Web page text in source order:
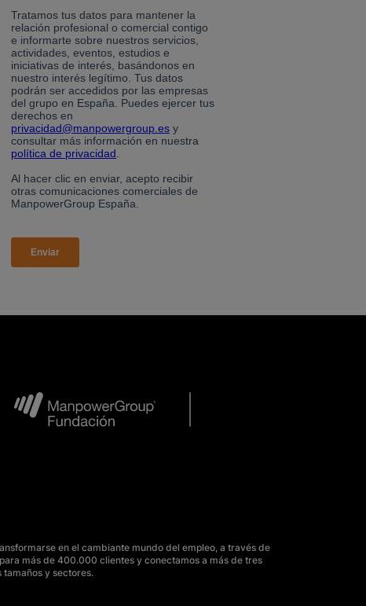
en el cambiante mundo del empleo, a través de
más de 400.000 clientes y conectamos a más de tres
y sectores.